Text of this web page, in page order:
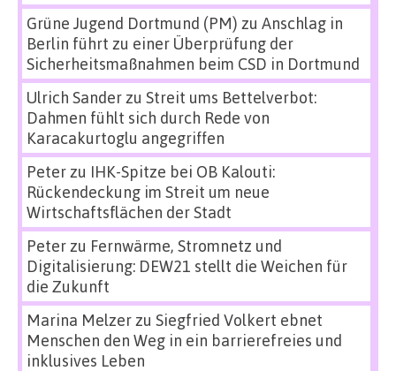
Grüne Jugend Dortmund (PM) zu Anschlag in
Berlin führt zu einer Überprüfung der
Sicherheitsmaßnahmen beim CSD in Dortmund
Ulrich Sanderzu Streit ums Bettelverbot:
Dahmen fühlt sich durch Rede von
Karacakurtoglu angegriffen
Peterzu IHK-Spitze bei OB Kalouti:
Rückendeckung im Streit um neue
Wirtschaftsflächen der Stadt
Peterzu Fernwärme, Stromnetz und
Digitalisierung: DEW21 stellt die Weichen für
die Zukunft
Marina Melzerzu Siegfried Volkert ebnet
Menschen den Weg in ein barrierefreies und
inklusives Leben